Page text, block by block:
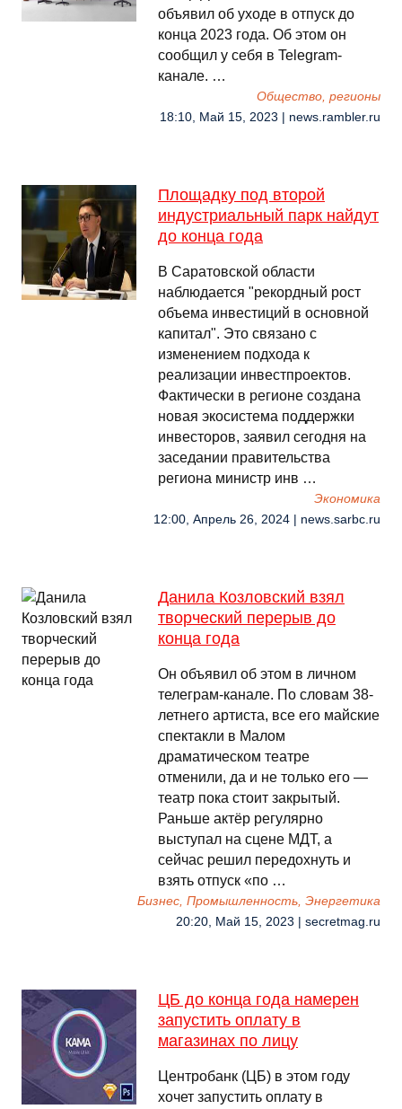
объявил об уходе в отпуск до
конца 2023 года. Об этом он
сообщил у себя в Telegram-
канале. …
Общество, регионы
18:10, Май 15, 2023 | news.rambler.ru
Площадку под второй
индустриальный парк найдут
до конца года
В Саратовской области
наблюдается "рекордный рост
объема инвестиций в основной
капитал". Это связано с
изменением подхода к
реализации инвестпроектов.
Фактически в регионе создана
новая экосистема поддержки
инвесторов, заявил сегодня на
заседании правительства
региона министр инв …
Экономика
12:00, Апрель 26, 2024 | news.sarbc.ru
Данила Козловский взял
творческий перерыв до
конца года
Он объявил об этом в личном
телеграм-канале. По словам 38-
летнего артиста, все его майские
спектакли в Малом
драматическом театре
отменили, да и не только его —
театр пока стоит закрытый.
Раньше актёр регулярно
выступал на сцене МДТ, а
сейчас решил передохнуть и
взять отпуск «по …
Бизнес, Промышленность, Энергетика
20:20, Май 15, 2023 | secretmag.ru
ЦБ до конца года намерен
запустить оплату в
магазинах по лицу
Центробанк (ЦБ) в этом году
хочет запустить оплату в